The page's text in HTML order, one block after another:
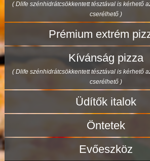
( Dlife szénhidrátcsökkentett tésztával is kérhető
cserélhető )
Prémium extrém
Kívánság pizza
( Dlife szénhidrátcsökkentett tésztával is kérhető
cserélhető )
Üdítők italok
Öntetek
Evőeszköz